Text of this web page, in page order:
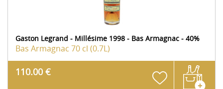
Gaston Legrand - Millésime 1998 - Bas Armagnac - 40%
Bas Armagnac 70 cl (0.7L)
110.00 €